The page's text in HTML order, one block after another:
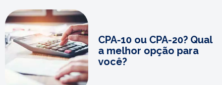
CPA-10 ou CPA-20? Qual
a melhor opção para
você?